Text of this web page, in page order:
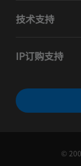
技术支持
IP订购支持
©